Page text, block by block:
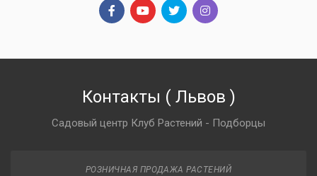
Контакты ( Львов )
Садовый центр Клуб Растений - Подборцы
РОЗНИЧНАЯ ПРОДАЖА РАСТЕНИЙ